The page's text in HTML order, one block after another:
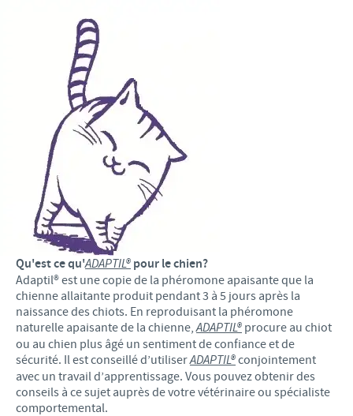
Qu'est ce qu'ADAPTIL®pour le chien?
Adaptil® est une copie de la phéromone apaisante que la
chienne allaitante produit pendant 3 à 5 jours après la
naissance des chiots. En reproduisant la phéromone
naturelle apaisante de la chienne,ADAPTIL® procure au chiot
ou au chien plus âgé un sentiment de confiance et de
sécurité. Il est conseillé d’utiliserADAPTIL®conjointement
avec un travail d’apprentissage. Vous pouvez obtenir des
conseils à ce sujet auprès de votre vétérinaire ou spécialiste
comportemental.